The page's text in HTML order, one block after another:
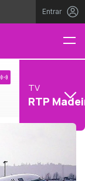
Entrar
TV
RTP